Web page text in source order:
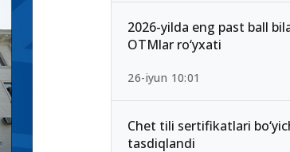
2026-yilda eng past ball
OTMlar ro‘yxati
26-iyun 10:01
Chet tili sertifikatlari
tasdiqlandi